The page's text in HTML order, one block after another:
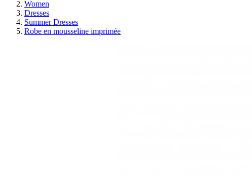
Women
Dresses
Summer Dresses
Robe en mousseline imprimée